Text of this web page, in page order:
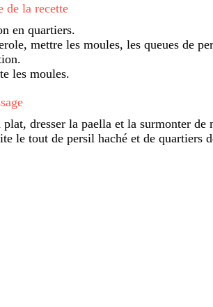
de la recette
en quartiers.
mettre les moules, les queues de
les moules.
dresser la paella et la surmonter de
le tout de persil haché et de quartiers